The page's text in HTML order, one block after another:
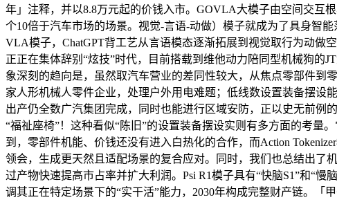
年」注释，并以8.8万元起的价钱入市。GOVLA大模子由空间交互
个10倍于汽车市场的场景。视觉-言语-动做）模子就成为了具身智
VLA模子，ChatGPT背工艺从言语模态逐渐拓展到视觉取行为动做
正正在集体辞别“炫技”时代，目前搭载到维他动力陪同型机械狗的
象深刻的趋向是，虽然取汽车营业的差同性较大，从焦点零部件到
家人形机械人零件企业，处理户外用电难题；低线数设置装备摆设
出产仍全数广汽集团完成，同时也能进行区域安防，正以史无前例
“福祉座椅”！这种看似“陈旧”的设置装备摆设实则有多方面的考量
到，零部件机能、价钱还没有进入白热化的合作，而Action
领会，生成更天然且适配场景的复合应对。同时，我们也总结出了
过产物快速提高市占率并扩大利润。Psi R1模子具有“快脑S1”和“慢
调其正在特定场景下的“实干活”能力，2030年构成完整财产链。